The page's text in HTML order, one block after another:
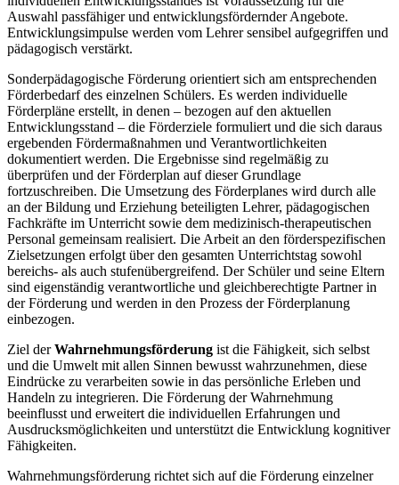
Auswahl passfähiger und entwicklungsfördernder Angebote.
Entwicklungsimpulse werden vom Lehrer sensibel aufgegriffen und
pädagogisch verstärkt.
Sonderpädagogische Förderung orientiert sich am entsprechenden
Förderbedarf des einzelnen Schülers. Es werden individuelle
Förderpläne erstellt, in denen – bezogen auf den aktuellen
Entwicklungsstand – die Förderziele formuliert und die sich daraus
ergebenden Fördermaßnahmen und Verantwortlichkeiten
dokumentiert werden. Die Ergebnisse sind regelmäßig zu
überprüfen und der Förderplan auf dieser Grundlage
fortzuschreiben. Die Umsetzung des Förderplanes wird durch alle
an der Bildung und Erziehung beteiligten Lehrer, pädagogischen
Fachkräfte im Unterricht sowie dem medizinisch-therapeutischen
Personal gemeinsam realisiert. Die Arbeit an den förderspezifischen
Zielsetzungen erfolgt über den gesamten Unterrichtstag sowohl
bereichs- als auch stufenübergreifend. Der Schüler und seine Eltern
sind eigenständig verantwortliche und gleichberechtigte Partner in
der Förderung und werden in den Prozess der Förderplanung
einbezogen.
Ziel derWahrnehmungsförderung ist die Fähigkeit, sich selbst
und die Umwelt mit allen Sinnen bewusst wahrzunehmen, diese
Eindrücke zu verarbeiten sowie in das persönliche Erleben und
Handeln zu integrieren. Die Förderung der Wahrnehmung
beeinflusst und erweitert die individuellen Erfahrungen und
Ausdrucksmöglichkeiten und unterstützt die Entwicklung kognitiver
Fähigkeiten.
Wahrnehmungsförderung richtet sich auf die Förderung einzelner